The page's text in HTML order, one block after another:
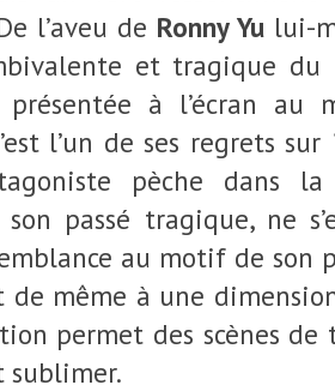
l’aveu de Ronny Yu lui-
et tragique du
présentée à l’écran au
l’un de ses regrets sur
pèche dans
passé tragique, ne
au motif de son
même à une
permet des scènes
sublimer.